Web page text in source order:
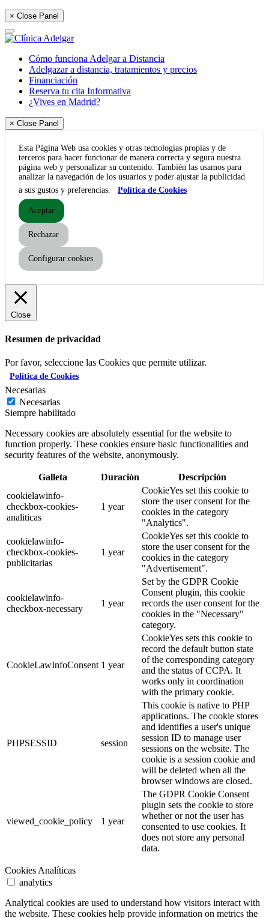
× Close Panel
Cómo funciona Adelgar a Distancia
Adelgazar a distancia, tratamientos y precios
Financiación
Reserva tu cita Informativa
¿Vives en Madrid?
× Close Panel
Esta Página Web usa cookies y otras tecnologías propias y de
terceros para hacer funcionar de manera correcta y segura nuestra
página web y personalizar su contenido. También las usamos para
analizar la navegación de los usuarios y poder ajustar la publicidad
a sus gustos y preferencias.
Política de Cookies
Aceptar
Rechazar
Configurar cookies
Close
Resumen de privacidad
Por favor, seleccione las Cookies que permite utilizar.
Política de Cookies
Necesarias
Necesarias
Siempre habilitado
Necessary cookies are absolutely essential for the website to
function properly. These cookies ensure basic functionalities and
security features of the website, anonymously.
Galleta Duración
Descripción
cookielawinfo-
checkbox-cookies-
analiticas
1 year
CookieYes set this cookie to
store the user consent for the
cookies in the category
"Analytics".
cookielawinfo-
checkbox-cookies-
publicitarias
1 year
CookieYes set this cookie to
store the user consent for the
cookies in the category
"Advertisement".
cookielawinfo-
checkbox-necessary
1 year
Set by the GDPR Cookie
Consent plugin, this cookie
records the user consent for the
cookies in the "Necessary"
category.
CookieLawInfoConsent 1 year
CookieYes sets this cookie to
record the default button state
of the corresponding category
and the status of CCPA. It
works only in coordination
with the primary cookie.
PHPSESSID session
This cookie is native to PHP
applications. The cookie stores
and identifies a user's unique
session ID to manage user
sessions on the website. The
cookie is a session cookie and
will be deleted when all the
browser windows are closed.
viewed_cookie_policy 1 year
The GDPR Cookie Consent
plugin sets the cookie to store
whether or not the user has
consented to use cookies. It
does not store any personal
data.
Cookies Analíticas
analytics
Analytical cookies are used to understand how visitors interact with
the website. These cookies help provide information on metrics the